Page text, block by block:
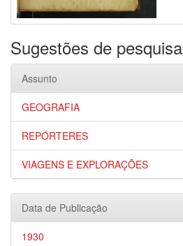
Sugestões de pesquisa
Assunto
GEOGRAFIA
REPÓRTERES
VIAGENS E EXPLORAÇÕES
Data de Publicação
1930